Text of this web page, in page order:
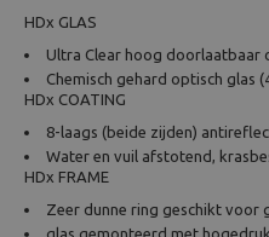
HDx GLAS
Ultra Clear hoog doorlaatbaar
Chemisch gehard optisch glas
HDx COATING
8-laags (beide zijden)
Water en vuil afstotend,
HDx FRAME
Zeer dunne ring geschikt voor
glas gemonteerd met